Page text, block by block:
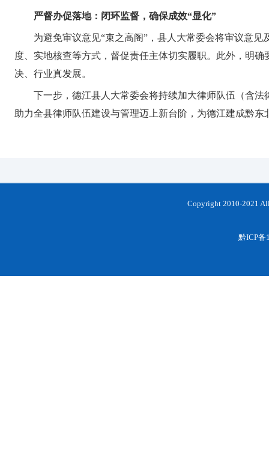
严督办促落地：闭环监督，确保成效“显化”
为避免审议意见“束之高阁”，县人大常委会将审议意
度、实地核查等方式，督促责任主体切实履职。此外，明
决、行业真发展。
下一步，德江县人大常委会将持续加大律师队伍（含
助力全县律师队伍建设与管理迈上新台阶，为德江建成黔
Copyright 2010-2021
黔ICP备